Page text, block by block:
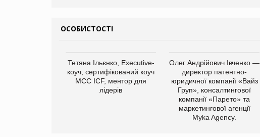
ОСОБИСТОСТІ
Тетяна Ільєнко, Executive-
коуч, сертифікований коуч
МСС ICF, ментор для
лідерів
Олег Андрійович Івченко —
директор патентно-
юридичної компанії «Вайз
Груп», консалтингової
компанії «Парето» та
маркетингової агенції
Myka Agency.